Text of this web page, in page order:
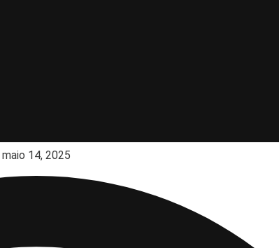
maio 14, 2025